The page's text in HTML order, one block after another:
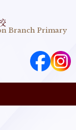
Branch Primary